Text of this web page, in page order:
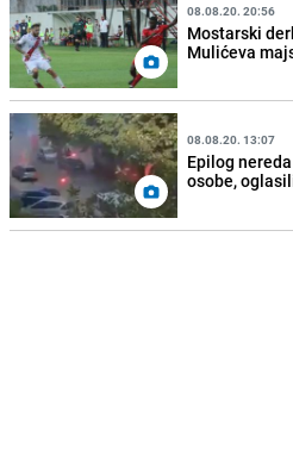
08.08.20. 20:56
Mostarski
Mulićeva
08.08.20. 13:07
Epilog
osobe,